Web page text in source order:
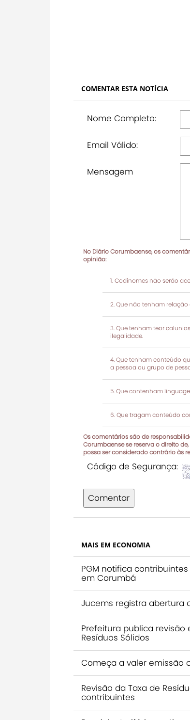
COMENTAR ESTA NOTÍCIA
Nome Completo:
Email Válido:
Mensagem
No Diário Corumbaense, os
opinião:
Codinomes não serão
Que não tenham
Que tenham teor
ilegalidade.
Que tenham conteúdo
a pessoa ou grupo de
Que contenham
Que tragam conteúdo
Os comentários são de
Corumbaense se reserva o direito
possa ser considerado contrário às
Código de Segurança:
Comentar
MAIS EM ECONOMIA
PGM notifica
em Corumbá
Jucems registra abertura
Prefeitura publica
Resíduos Sólidos
Começa a valer emissão
Revisão da Taxa de
contribuintes